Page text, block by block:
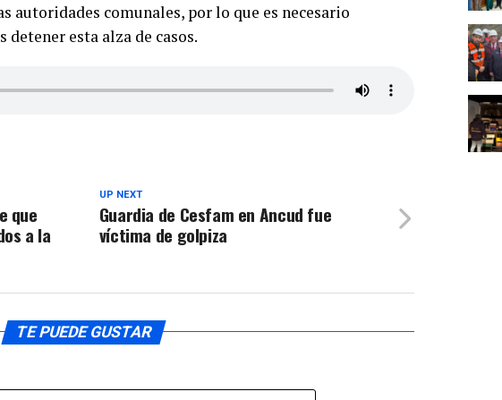
autoridades comunales, por lo que es necesario
detener esta alza de casos.
UP NEXT
Guardia de Cesfam en Ancud fue
víctima de golpiza
que
a la
TE PUEDE GUSTAR